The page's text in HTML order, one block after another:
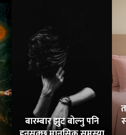
बारम्बार झुट बोल्नु पनि